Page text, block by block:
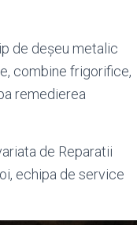
de deșeu metalic
combine frigorifice,
remedierea
de Reparatii
echipa de service